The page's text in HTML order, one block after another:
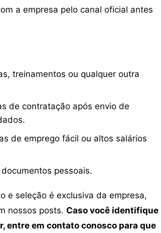
a empresa pelo canal oficial antes
treinamentos ou qualquer outra
de contratação após envio de
de emprego fácil ou altos salários
pessoais.
e seleção é exclusiva da empresa,
nossos posts. Caso você identifique
entre em contato conosco para que